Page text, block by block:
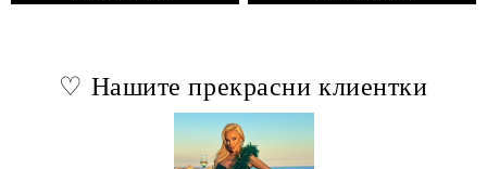
♡ Нашите прекрасни клиентки